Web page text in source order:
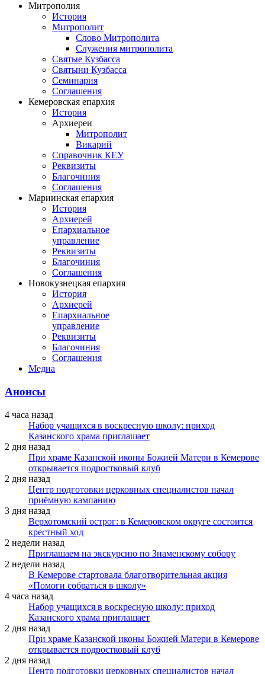
Митрополия
История
Митрополит
Слово Митрополита
Служения митрополита
Святые Кузбасса
Святыни Кузбасса
Семинария
Соглашения
Кемеровская епархия
История
Архиереи
Митрополит
Викарий
Справочник КЕУ
Реквизиты
Благочиния
Соглашения
Мариинская епархия
История
Архиерей
Епархиальное
управление
Реквизиты
Благочиния
Соглашения
Новокузнецкая епархия
История
Архиерей
Епархиальное
управление
Реквизиты
Благочиния
Соглашения
Медиа
Анонсы
4 часа назад
Набор учащихся в воскресную школу: приход
Казанского храма приглашает
2 дня назад
При храме Казанской иконы Божией Матери в Кемерове
открывается подростковый клуб
2 дня назад
Центр подготовки церковных специалистов начал
приёмную кампанию
3 дня назад
Верхотомский острог: в Кемеровском округе состоится
крестный ход
2 недели назад
Приглашаем на экскурсию по Знаменскому собору
2 недели назад
В Кемерове стартовала благотворительная акция
«Помоги собраться в школу»
4 часа назад
Набор учащихся в воскресную школу: приход
Казанского храма приглашает
2 дня назад
При храме Казанской иконы Божией Матери в Кемерове
открывается подростковый клуб
2 дня назад
Центр подготовки церковных специалистов начал